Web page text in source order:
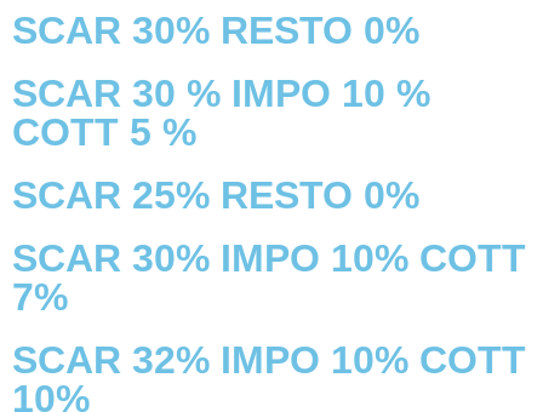
SCAR 30% RESTO 0%
SCAR 30 % IMPO 10 %
COTT 5 %
SCAR 25% RESTO 0%
SCAR 30% IMPO 10% COTT
7%
SCAR 32% IMPO 10% COTT
10%